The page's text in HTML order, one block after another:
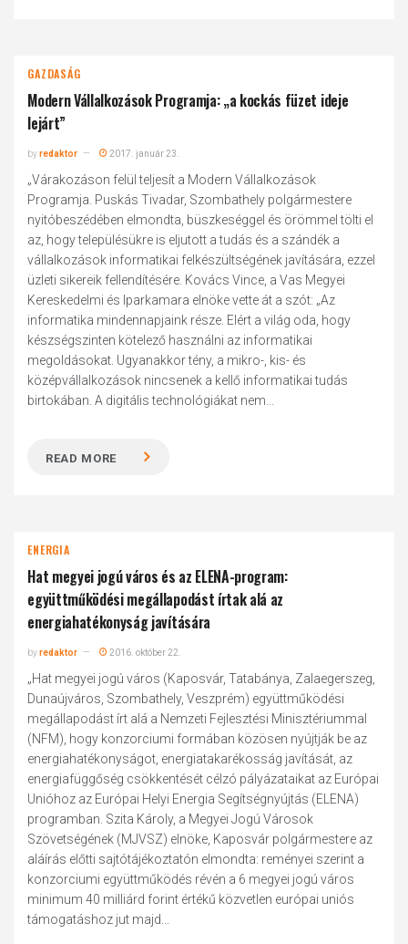
GAZDASÁG
Modern Vállalkozások Programja: „a kockás füzet ideje
lejárt”
byredaktor 2017. január 23.
„Várakozáson felül teljesít a Modern Vállalkozások
Programja. Puskás Tivadar, Szombathely polgármestere
nyitóbeszédében elmondta, büszkeséggel és örömmel tölti el
az, hogy településükre is eljutott a tudás és a szándék a
vállalkozások informatikai felkészültségének javítására, ezzel
üzleti sikereik fellendítésére. Kovács Vince, a Vas Megyei
Kereskedelmi és Iparkamara elnöke vette át a szót: „Az
informatika mindennapjaink része. Elért a világ oda, hogy
készségszinten kötelező használni az informatikai
megoldásokat. Ugyanakkor tény, a mikro-, kis- és
középvállalkozások nincsenek a kellő informatikai tudás
birtokában. A digitális technológiákat nem...
READ MORE
ENERGIA
Hat megyei jogú város és az ELENA-program:
együttműködési megállapodást írtak alá az
energiahatékonyság javítására
byredaktor 2016. október 22.
„Hat megyei jogú város (Kaposvár, Tatabánya, Zalaegerszeg,
Dunaújváros, Szombathely, Veszprém) együttműködési
megállapodást írt alá a Nemzeti Fejlesztési Minisztériummal
(NFM), hogy konzorciumi formában közösen nyújtják be az
energiahatékonyságot, energiatakarékosság javítását, az
energiafüggőség csökkentését célzó pályázataikat az Európai
Unióhoz az Európai Helyi Energia Segítségnyújtás (ELENA)
programban. Szita Károly, a Megyei Jogú Városok
Szövetségének (MJVSZ) elnöke, Kaposvár polgármestere az
aláírás előtti sajtótájékoztatón elmondta: reményei szerint a
konzorciumi együttműködés révén a 6 megyei jogú város
minimum 40 milliárd forint értékű közvetlen európai uniós
támogatáshoz jut majd...